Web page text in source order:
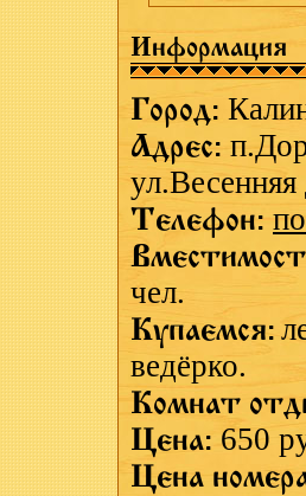
Информация
Город:
Адрес:
ул.Весенняя
Телефон:
чел.
Купаемся:
ведёрко.
Комнат
Цена: 650
Цена